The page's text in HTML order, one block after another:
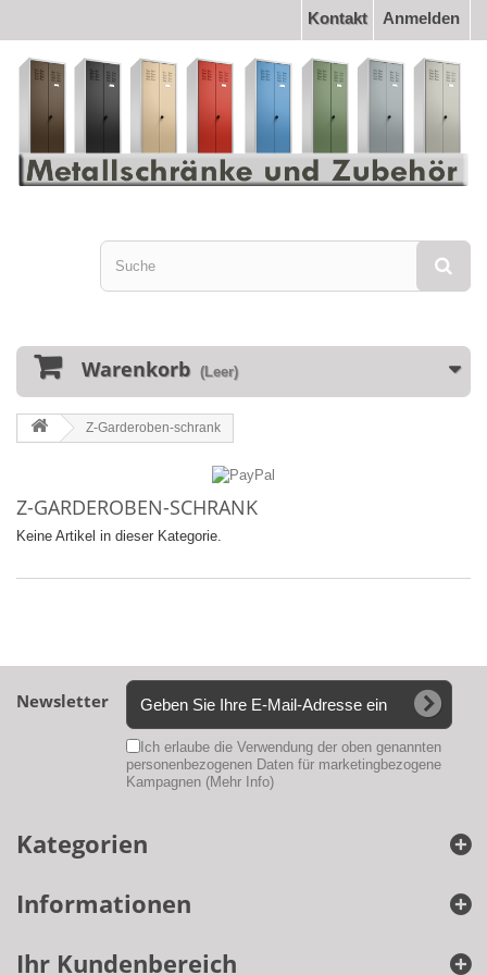
Anmelden
Kontakt
Warenkorb (Leer)
Z-Garderoben-schrank
Z-GARDEROBEN-SCHRANK
Keine Artikel in dieser Kategorie.
Newsletter
Ich erlaube die Verwendung der oben genannten
personenbezogenen Daten für marketingbezogene
Kampagnen (Mehr Info)
Kategorien
Informationen
Ihr Kundenbereich